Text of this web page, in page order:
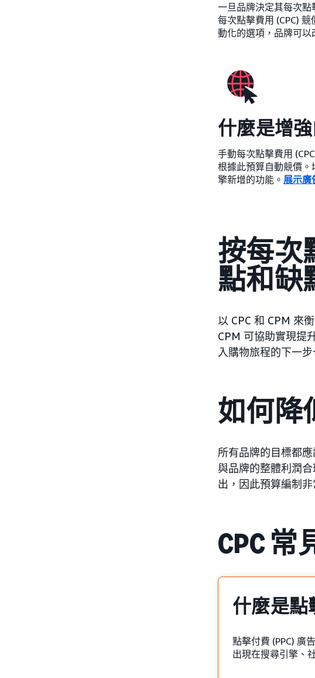
一旦品牌決定其每次點
每次點擊費用 (CPC)
動化的選項，品牌可以
什麼是增強
手動每次點擊費用
根據此預算自動競價
擎新增的功能。 展示廣
按每次
點和缺
以 CPC 和 CPM 來
CPM 可協助實現提
入購物旅程的下一
如何降
所有品牌的目標都
與品牌的整體利潤
出，因此預算編制非
CPC 常
什麼是點
點擊付費 (PPC) 廣
出現在搜尋引擎、